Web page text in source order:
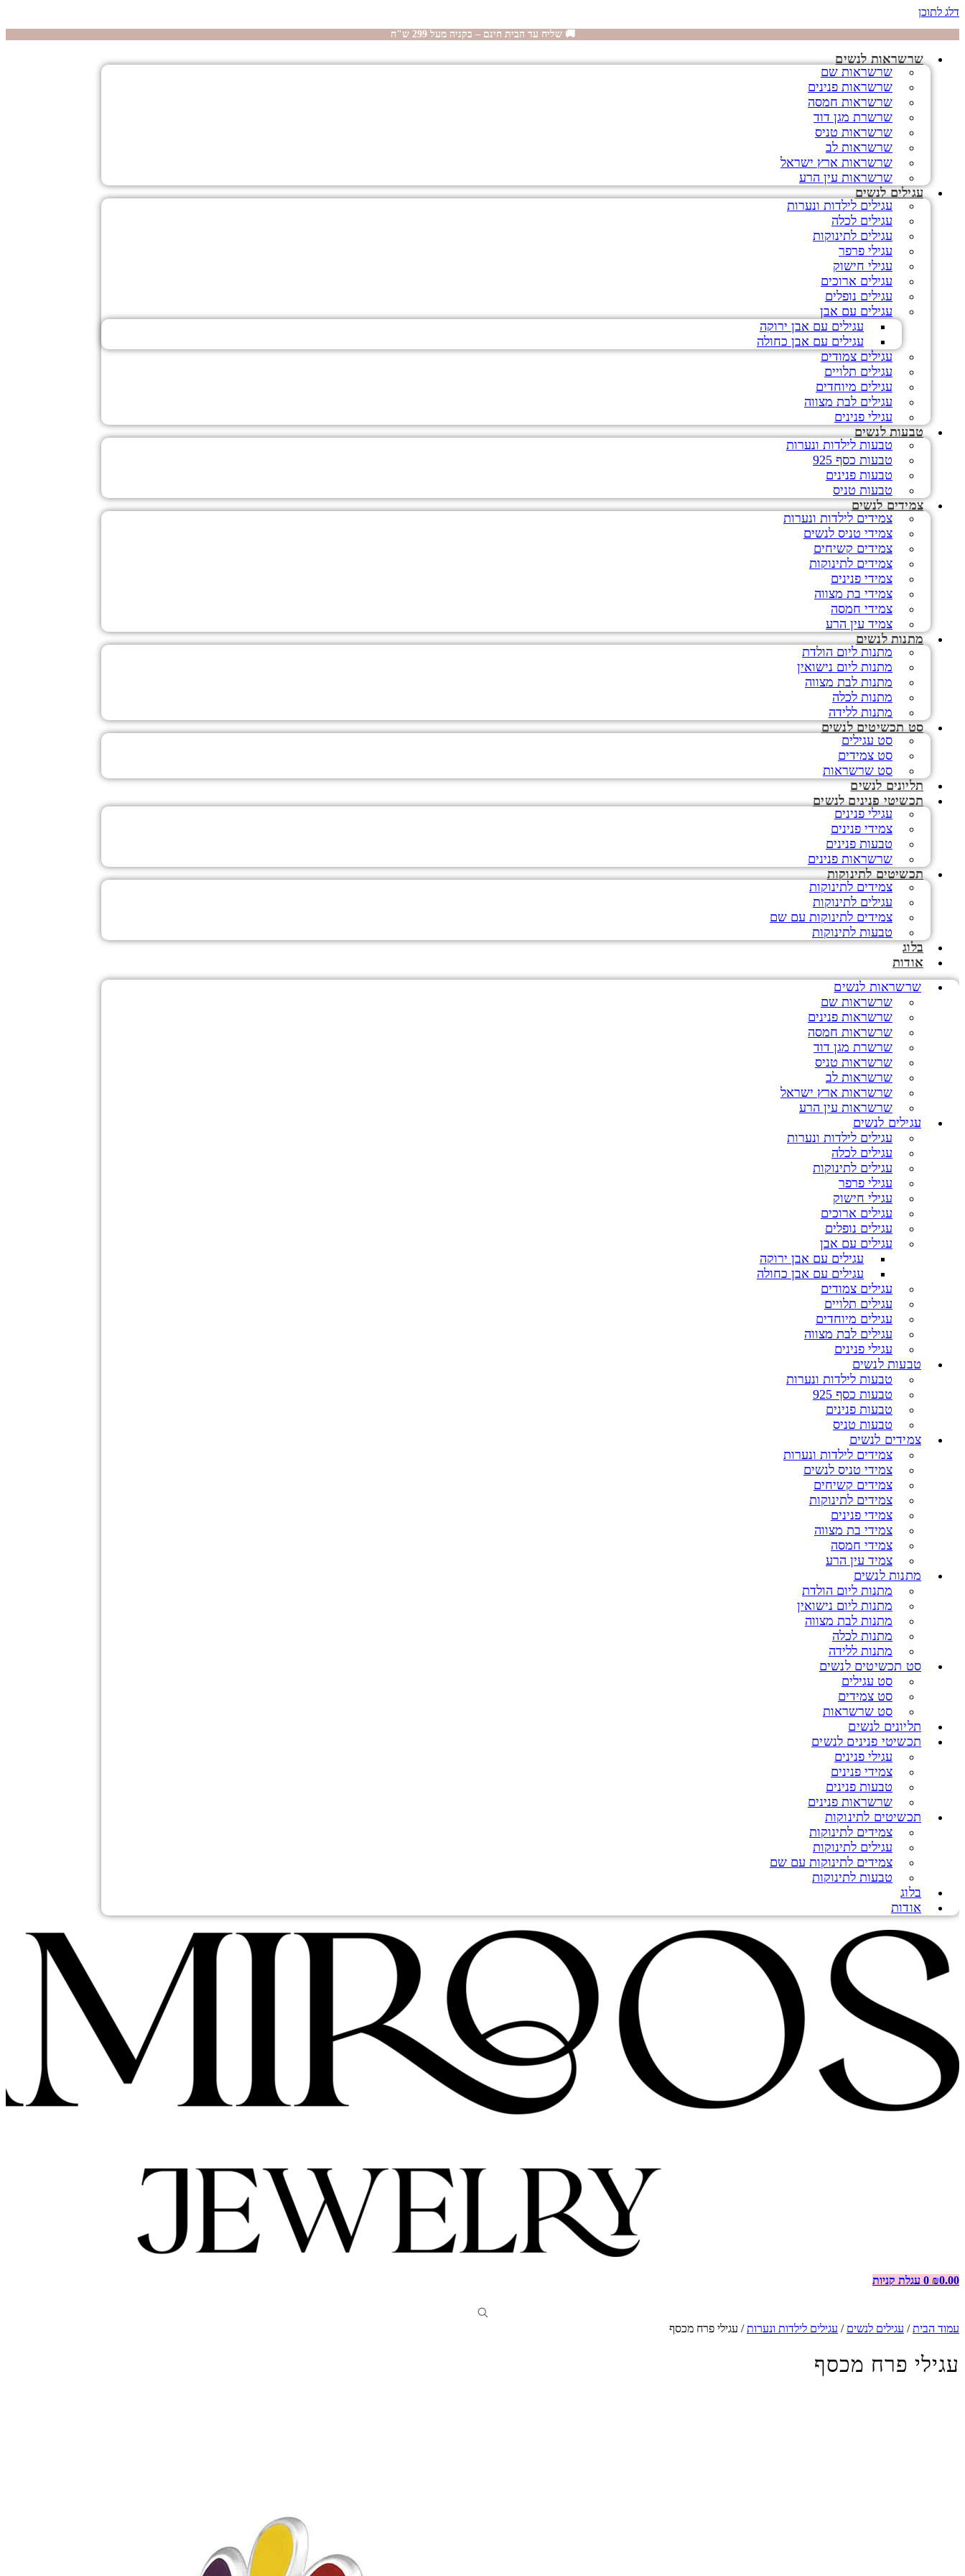
דלג לתוכן
🚚 שליח עד הבית חינם – בקניה מעל 299 ש"ח
שרשראות לנשים
שרשראות שם
שרשראות פנינים
שרשראות חמסה
שרשרת מגן דוד
שרשראות טניס
שרשראות לב
שרשראות ארץ ישראל
שרשראות עין הרע
עגילים לנשים
עגילים לילדות ונערות
עגילים לכלה
עגילים לתינוקות
עגילי פרפר
עגילי חישוק
עגילים ארוכים
עגילים נופלים
עגילים עם אבן
עגילים עם אבן ירוקה
עגילים עם אבן כחולה
עגילים צמודים
עגילים תלויים
עגילים מיוחדים
עגילים לבת מצווה
עגילי פנינים
טבעות לנשים
טבעות לילדות ונערות
טבעות כסף 925
טבעות פנינים
טבעות טניס
צמידים לנשים
צמידים לילדות ונערות
צמידי טניס לנשים
צמידים קשיחים
צמידים לתינוקות
צמידי פנינים
צמידי בת מצווה
צמידי חמסה
צמיד עין הרע
מתנות לנשים
מתנות ליום הולדת
מתנות ליום נישואין
מתנות לבת מצווה
מתנות לכלה
מתנות ללידה
סט תכשיטים לנשים
סט עגילים
סט צמידים
סט שרשראות
תליונים לנשים
תכשיטי פנינים לנשים
עגילי פנינים
צמידי פנינים
טבעות פנינים
שרשראות פנינים
תכשיטים לתינוקות
צמידים לתינוקות
עגילים לתינוקות
צמידים לתינוקות עם שם
טבעות לתינוקות
בלוג
אודות
שרשראות לנשים
שרשראות שם
שרשראות פנינים
שרשראות חמסה
שרשרת מגן דוד
שרשראות טניס
שרשראות לב
שרשראות ארץ ישראל
שרשראות עין הרע
עגילים לנשים
עגילים לילדות ונערות
עגילים לכלה
עגילים לתינוקות
עגילי פרפר
עגילי חישוק
עגילים ארוכים
עגילים נופלים
עגילים עם אבן
עגילים עם אבן ירוקה
עגילים עם אבן כחולה
עגילים צמודים
עגילים תלויים
עגילים מיוחדים
עגילים לבת מצווה
עגילי פנינים
טבעות לנשים
טבעות לילדות ונערות
טבעות כסף 925
טבעות פנינים
טבעות טניס
צמידים לנשים
צמידים לילדות ונערות
צמידי טניס לנשים
צמידים קשיחים
צמידים לתינוקות
צמידי פנינים
צמידי בת מצווה
צמידי חמסה
צמיד עין הרע
מתנות לנשים
מתנות ליום הולדת
מתנות ליום נישואין
מתנות לבת מצווה
מתנות לכלה
מתנות ללידה
סט תכשיטים לנשים
סט עגילים
סט צמידים
סט שרשראות
תליונים לנשים
תכשיטי פנינים לנשים
עגילי פנינים
צמידי פנינים
טבעות פנינים
שרשראות פנינים
תכשיטים לתינוקות
צמידים לתינוקות
עגילים לתינוקות
צמידים לתינוקות עם שם
טבעות לתינוקות
בלוג
אודות
₪0.00
0 עגלת קניות
עמוד הבית/ עגילים לנשים / עגילים לילדות ונערות/ עגילי פרח מכסף
עגילי פרח מכסף